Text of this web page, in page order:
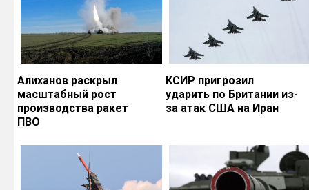
Алиханов раскрыл
масштабный рост
производства ракет
ПВО
КСИР пригрозил
ударить по Британии из-
за атак США на Иран